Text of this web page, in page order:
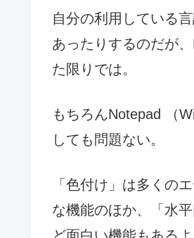
自分の利用している
あったりするのだが
た限りでは。
もちろんNotepad （
しても問題ない。
「色付け」は多くの
な機能のほか、「水